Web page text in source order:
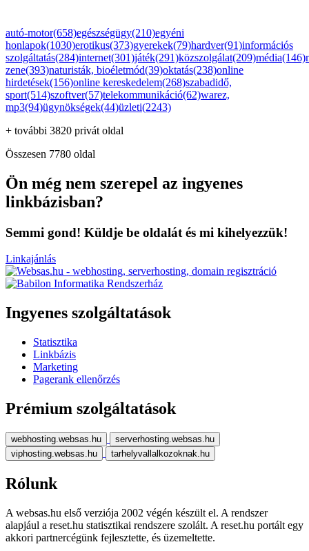
autó-motor(658)egészségügy(210)egyéni
honlapok(1030)erotikus(373)gyerekek(79)hardver(91)információs
szolgáltatás(284)internet(301)játék(291)közszolgálat(209)média(146)
zene(393)naturisták, bioéletmód(39)oktatás(238)online
hirdetések(156)online kereskedelem(268)szabadidő,
sport(514)szoftver(57)telekommunikáció(62)warez,
mp3(94)ügynökségek(44)üzleti(2243)
+ további 3820 privát oldal
Összesen 7780 oldal
Ön még nem szerepel az ingyenes
linkbázisban?
Semmi gond! Küldje be oldalát és mi kihelyezzük!
Linkajánlás
Ingyenes szolgáltatások
Statisztika
Linkbázis
Marketing
Pagerank ellenőrzés
Prémium szolgáltatások
webhosting.websas.hu
serverhosting.websas.hu
viphosting.websas.hu
tarhelyvallalkozoknak.hu
Rólunk
A websas.hu első verziója 2002 végén készült el. A rendszer
alapjául a reset.hu statisztikai rendszere szolált. A reset.hu portált egy
akkori partnercégünk fejlesztette, és üzemeltette.